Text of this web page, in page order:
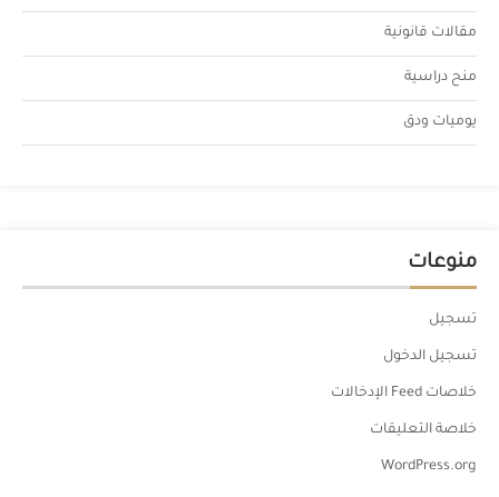
مقالات قانونية
منح دراسية
يوميات ودق
منوعات
تسجيل
تسجيل الدخول
خلاصات Feed الإدخالات
خلاصة التعليقات
WordPress.org